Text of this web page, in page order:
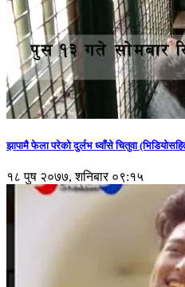
झापामै फेला परेको दुर्लभ ध्वाँसे चितुवा
१८ पुष २०७७, शनिबार ०९:१५